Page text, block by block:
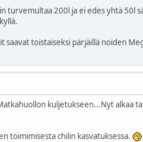
turvemultaa 200l ja ei edes yhtä 50l
saavat toistaiseksi pärjäillä noiden
kuljetukseen...Nyt alkaa
toimimisesta chilin kasvatuksessa.